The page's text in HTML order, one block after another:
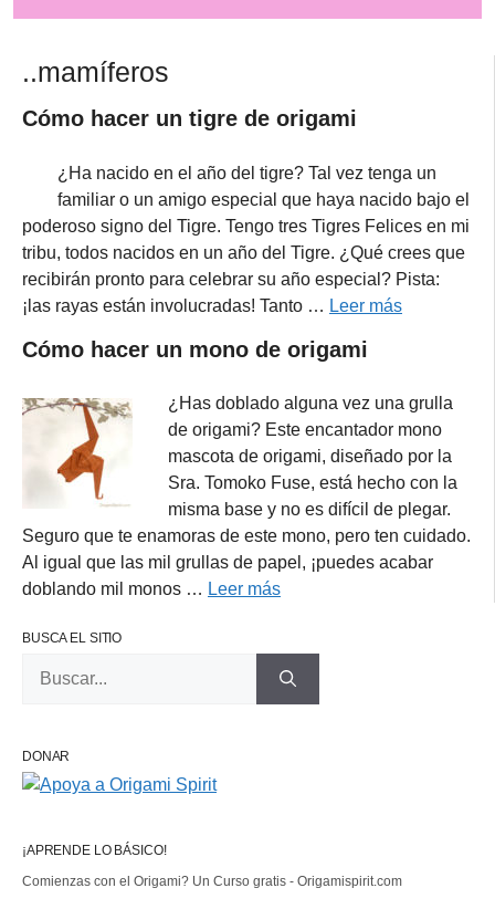
..mamíferos
Cómo hacer un tigre de origami
¿Ha nacido en el año del tigre? Tal vez tenga un
familiar o un amigo especial que haya nacido bajo el
poderoso signo del Tigre. Tengo tres Tigres Felices en mi
tribu, todos nacidos en un año del Tigre. ¿Qué crees que
recibirán pronto para celebrar su año especial? Pista:
¡las rayas están involucradas! Tanto … Leer más
Cómo hacer un mono de origami
¿Has doblado alguna vez una grulla
de origami? Este encantador mono
mascota de origami, diseñado por la
Sra. Tomoko Fuse, está hecho con la
misma base y no es difícil de plegar.
Seguro que te enamoras de este mono, pero ten cuidado.
Al igual que las mil grullas de papel, ¡puedes acabar
doblando mil monos … Leer más
BUSCA EL SITIO
DONAR
¡APRENDE LO BÁSICO!
Comienzas con el Origami? Un Curso gratis - Origamispirit.com